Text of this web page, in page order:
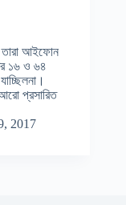
আইফোন
১৬ ও ৬৪
প্রসারিত
2017